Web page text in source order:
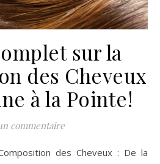
sur la
des Cheveux
à la Pointe!
commentaire